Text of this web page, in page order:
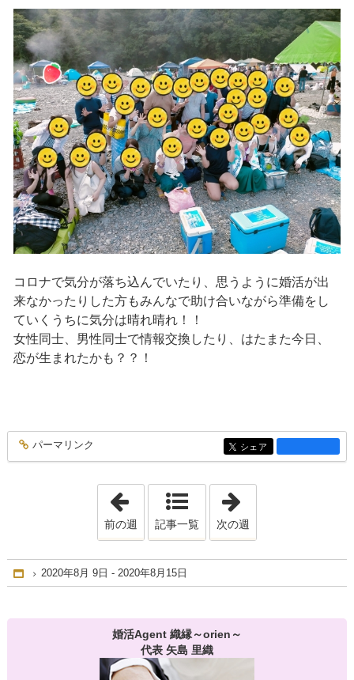
コロナで気分が落ち込んでいたり、思うように婚活が出
来なかったりした方もみんなで助け合いながら準備をし
ていくうちに気分は晴れ晴れ！！
女性同士、男性同士で情報交換したり、はたまた今日、
恋が生まれたかも？？！
entry1344
パーマリンク entry1344
シェア
「2020年4月12日 - 2020年4月18日」
前の週 記事一覧 次の週
Home
2020年8月 9日 - 2020年8月15日
婚活Agent 織縁～orien～
代表 矢島 里織